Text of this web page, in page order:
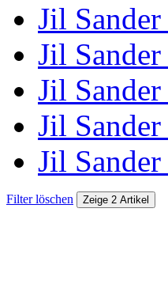
Jil
Jil
Jil
Jil
Jil
Filter löschen Zeige 2 Artikel